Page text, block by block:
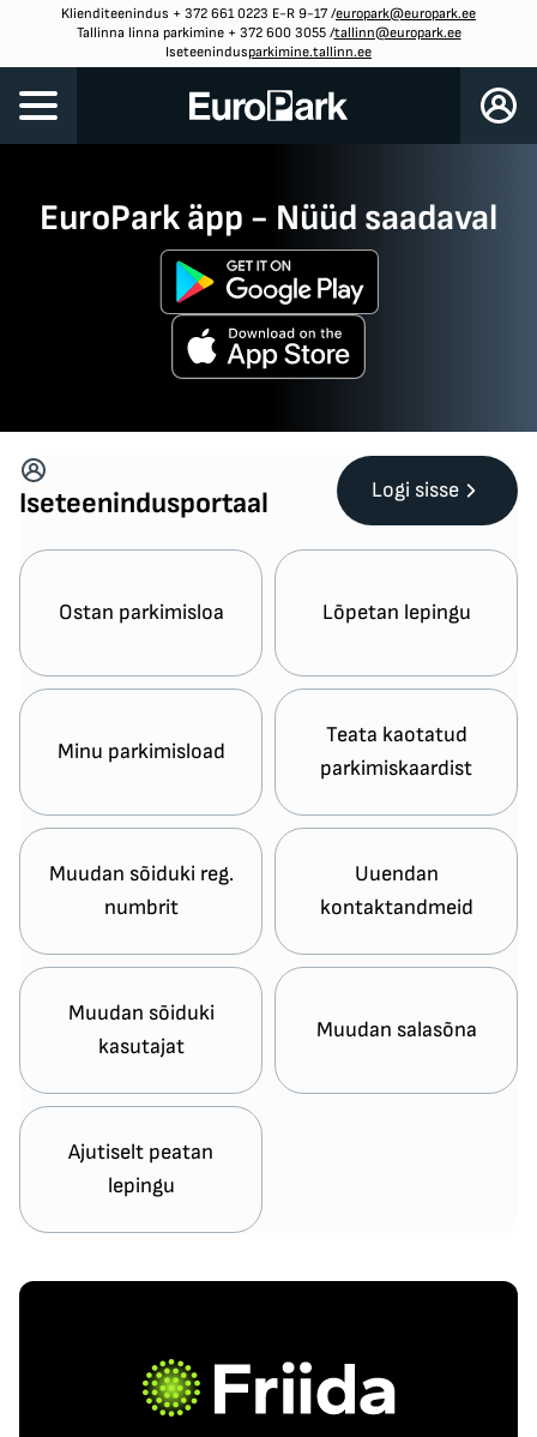
Klienditeenindus + 372 661 0223 E-R 9-17 /europark@europark.ee
Tallinna linna parkimine + 372 600 3055 /tallinn@europark.ee
Iseteenindusparkimine.tallinn.ee
EuroPark äpp - Nüüd saadaval
Iseteenindusportaal Logi sisse
Ostan parkimisloa
Minu parkimisload
Muudan sõiduki reg.
numbrit
Muudan sõiduki
kasutajat
Ajutiselt peatan
lepingu
Lõpetan lepingu
Teata kaotatud
parkimiskaardist
Uuendan
kontaktandmeid
Muudan salasõna